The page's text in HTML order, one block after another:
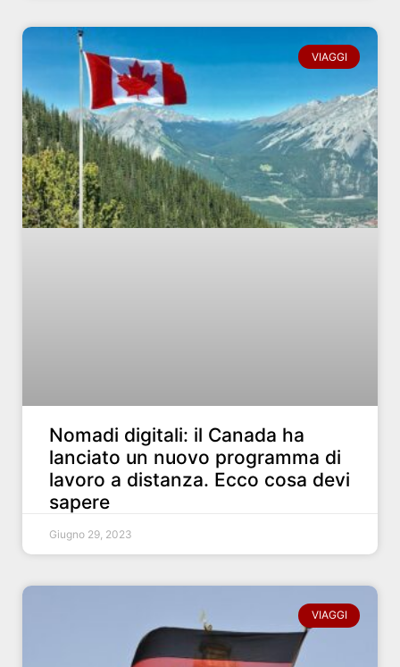
VIAGGI
Nomadi digitali: il Canada ha
lanciato un nuovo programma di
lavoro a distanza. Ecco cosa devi
sapere
Giugno 29, 2023
VIAGGI